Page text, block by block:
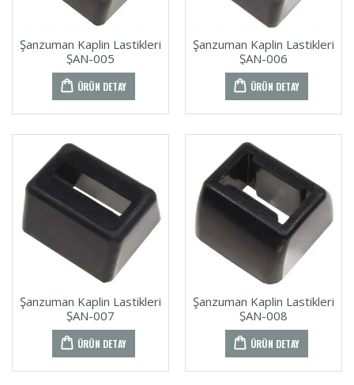
Şanzuman Kaplin Lastikleri
ŞAN-005
ÜRÜN DETAY
Şanzuman Kaplin Lastikleri
ŞAN-006
ÜRÜN DETAY
Şanzuman Kaplin Lastikleri
ŞAN-007
ÜRÜN DETAY
Şanzuman Kaplin Lastikleri
ŞAN-008
ÜRÜN DETAY